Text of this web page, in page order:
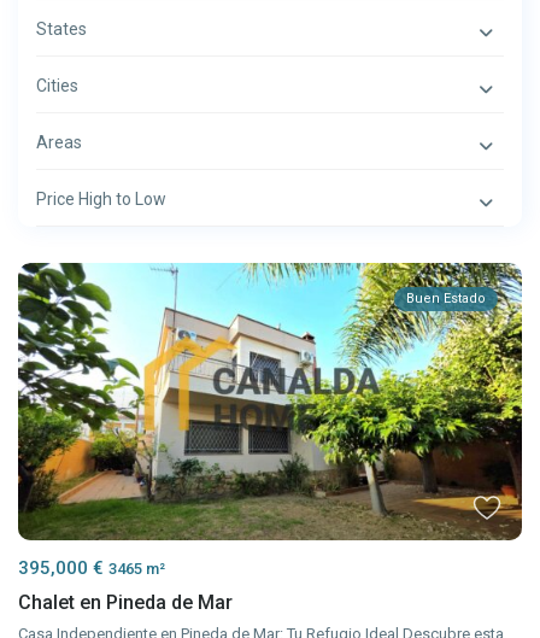
States
Cities
Areas
Price High to Low
Buen Estado
395,000 €3465 m²
Chalet en Pineda de Mar
Casa Independiente en Pineda de Mar: Tu Refugio Ideal Descubre esta